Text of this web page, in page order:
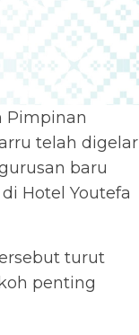
Pimpinan
telah digelar
baru
Hotel Youtefa
turut
penting